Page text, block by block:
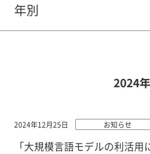
年別
2024年
2024年12月25日 お知らせ
「大規模言語モデルの利活